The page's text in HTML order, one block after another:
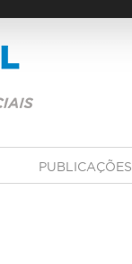
PUBLICAÇÕES